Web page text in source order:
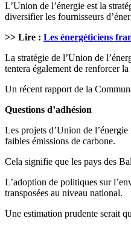
L’Union de l’énergie est la
diversifier les fournisseurs
>> Lire : Les énergéticiens
La stratégie de l’Union de
tentera également de renforcer
Un récent rapport de la
Questions d’adhésion
Les projets d’Union de
faibles émissions de carbone.
Cela signifie que les pays des
L’adoption de politiques sur
transposées au niveau national.
Une estimation prudente serait